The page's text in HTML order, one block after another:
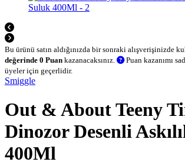
Bu ürünü satın aldığınızda bir sonraki alışverişinizde
değerinde 0 Puan kazanacaksınız.
Puan kazanımı
üyeler için geçerlidir.
Smiggle
Out & About Teeny
Dinozor Desenli
400Ml